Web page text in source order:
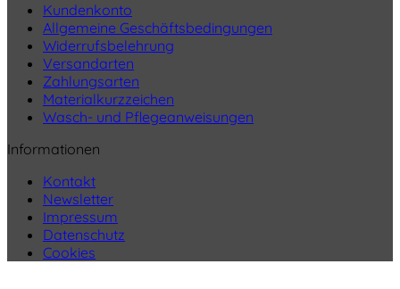
Kundenkonto
Allgemeine Geschäftsbedingungen
Widerrufsbelehrung
Versandarten
Zahlungsarten
Materialkurzzeichen
Wasch- und Pflegeanweisungen
Informationen
Kontakt
Newsletter
Impressum
Datenschutz
Cookies